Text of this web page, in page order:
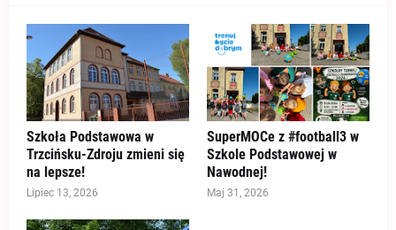
Szkoła Podstawowa w
Trzcińsku-Zdroju zmieni się
na lepsze!
Lipiec 13, 2026
SuperMOCe z #football3 w
Szkole Podstawowej w
Nawodnej!
Maj 31, 2026